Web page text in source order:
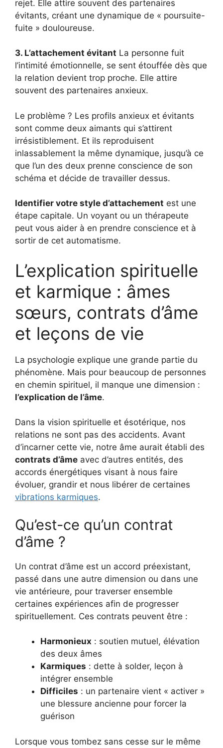
rejet. Elle attire souvent des partenaires
évitants, créant une dynamique de « poursuite-
fuite » douloureuse.
3. L’attachement évitant La personne fuit
l’intimité émotionnelle, se sent étouffée dès que
la relation devient trop proche. Elle attire
souvent des partenaires anxieux.
Le problème ? Les profils anxieux et évitants
sont comme deux aimants qui s’attirent
irrésistiblement. Et ils reproduisent
inlassablement la même dynamique, jusqu’à ce
que l’un des deux prenne conscience de son
schéma et décide de travailler dessus.
Identifier votre style d’attachement est une
étape capitale. Un voyant ou un thérapeute
peut vous aider à en prendre conscience et à
sortir de cet automatisme.
L’explication spirituelle
et karmique : âmes
sœurs, contrats d’âme
et leçons de vie
La psychologie explique une grande partie du
phénomène. Mais pour beaucoup de personnes
en chemin spirituel, il manque une dimension :
l’explication de l’âme.
Dans la vision spirituelle et ésotérique, nos
relations ne sont pas des accidents. Avant
d’incarner cette vie, notre âme aurait établi des
contrats d’âme avec d’autres entités, des
accords énergétiques visant à nous faire
évoluer, grandir et nous libérer de certaines
vibrations karmiques.
Qu’est-ce qu’un contrat
d’âme ?
Un contrat d’âme est un accord préexistant,
passé dans une autre dimension ou dans une
vie antérieure, pour traverser ensemble
certaines expériences afin de progresser
spirituellement. Ces contrats peuvent être :
Harmonieux : soutien mutuel, élévation
des deux âmes
Karmiques : dette à solder, leçon à
intégrer ensemble
Difficiles : un partenaire vient « activer »
une blessure ancienne pour forcer la
guérison
Lorsque vous tombez sans cesse sur le même